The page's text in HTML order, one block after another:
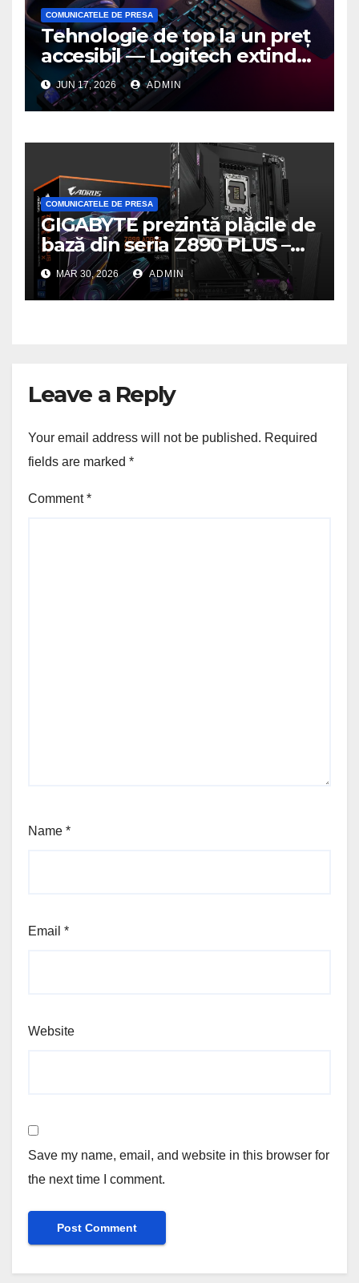
COMUNICATELE DE PRESA
Tehnologie de top la un preț
accesibil — Logitech extinde
seria G3 cu un nou mouse și
o nouă tastatură pentru
gaming pe PC
JUN 17, 2026 ADMIN
COMUNICATELE DE PRESA
GIGABYTE prezintă plăcile de
bază din seria Z890 PLUS –
performanță de ultimă
generație la un nou nivel
MAR 30, 2026 ADMIN
Leave a Reply
Your email address will not be published. Required
fields are marked *
Comment*
Name *
Email *
Website
Save my name, email, and website in this browser for
the next time I comment.